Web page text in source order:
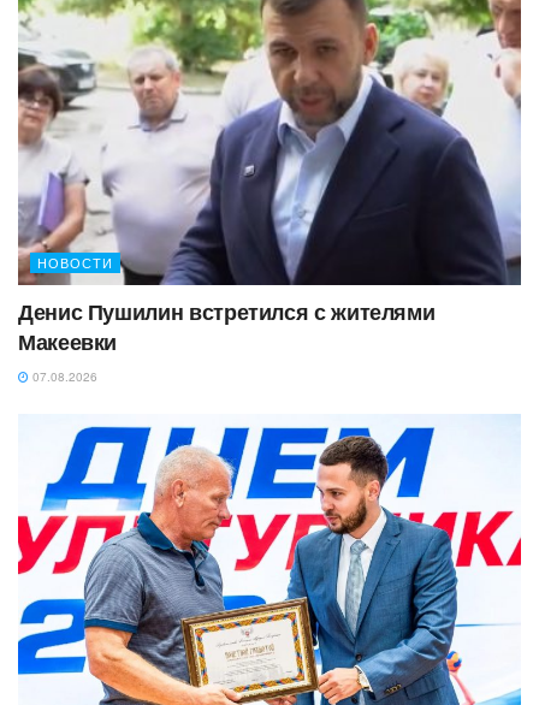
НОВОСТИ
Денис Пушилин встретился с жителями
Макеевки
07.08.2026